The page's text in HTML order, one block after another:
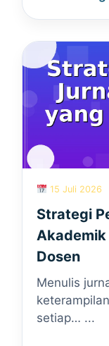
15 Juli 2026
Strategi
Dosen
Menulis
setiap… ...